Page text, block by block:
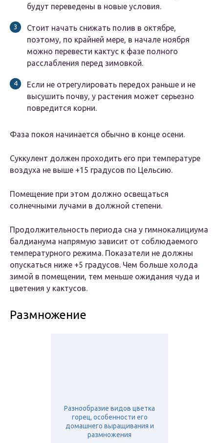
будут переведены в новые условия.
Стоит начать снижать полив в октябре,
поэтому, по крайней мере, в начале ноября
можно перевести кактус к фазе полного
расслабления перед зимовкой.
Если не отрегулировать передох раньше и не
высушить почву, у растения может серьезно
повредится корни.
Фаза покоя начинается обычно в конце осени.
Суккулент должен проходить его при температуре
воздуха не выше +15 градусов по Цельсию.
Помещение при этом должно освещаться
солнечными лучами в должной степени.
Продолжительность периода сна у гимнокалициума
балдианума напрямую зависит от соблюдаемого
температурного режима. Показатели не должны
опускаться ниже +5 градусов. Чем больше холода
зимой в помещении, тем меньше ожидания чуда и
цветения у кактусов.
Размножение
Разнообразие видов цветка
горец, особенности его
домашнего выращивания и
размножения